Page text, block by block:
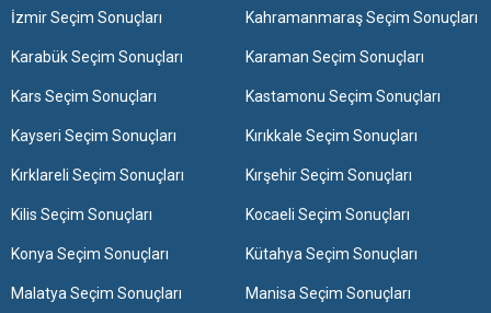
İzmir Seçim Sonuçları Kahramanmaraş Seçim Sonuçları
Karabük Seçim Sonuçları Karaman Seçim Sonuçları
Kars Seçim Sonuçları Kastamonu Seçim Sonuçları
Kayseri Seçim Sonuçları Kırıkkale Seçim Sonuçları
Kırklareli Seçim Sonuçları Kırşehir Seçim Sonuçları
Kilis Seçim Sonuçları Kocaeli Seçim Sonuçları
Konya Seçim Sonuçları Kütahya Seçim Sonuçları
Malatya Seçim Sonuçları Manisa Seçim Sonuçları